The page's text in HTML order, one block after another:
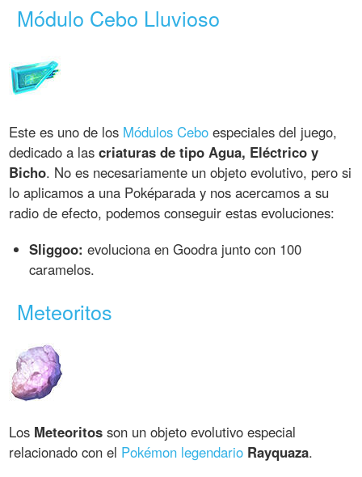
Módulo Cebo Lluvioso
Este es uno de los Módulos Cebo especiales del juego,
dedicado a lascriaturas de tipo Agua, Eléctrico y
Bicho. No es necesariamente un objeto evolutivo, pero si
lo aplicamos a una Poképarada y nos acercamos a su
radio de efecto, podemos conseguir estas evoluciones:
Sliggoo: evoluciona en Goodra junto con 100
caramelos.
Meteoritos
Los Meteoritos son un objeto evolutivo especial
relacionado con el Pokémon legendario Rayquaza.